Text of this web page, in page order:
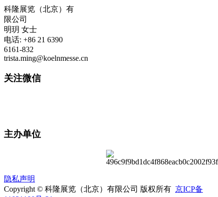
科隆展览（北京）有
限公司
明玥 女士
电话: +86 21 6390
6161-832
trista.ming@koelnmesse.cn
关注微信
主办单位
隐私声明
Copyright © 科隆展览（北京）有限公司 版权所有 京ICP备